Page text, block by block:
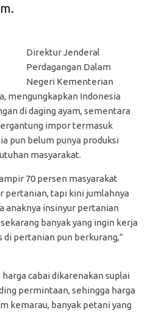
Direktur Jenderal
Perdagangan Dalam
Negeri Kementerian
mengungkapkan Indonesia
di daging ayam, sementara
impor termasuk
pun belum punya produksi
masyarakat.
70 persen masyarakat
pertanian, tapi kini jumlahnya
anaknya insinyur pertanian
banyak yang ingin kerja
pertanian pun berkurang,”
cabai dikarenakan suplai
permintaan, sehingga harga
kemarau, banyak petani yang